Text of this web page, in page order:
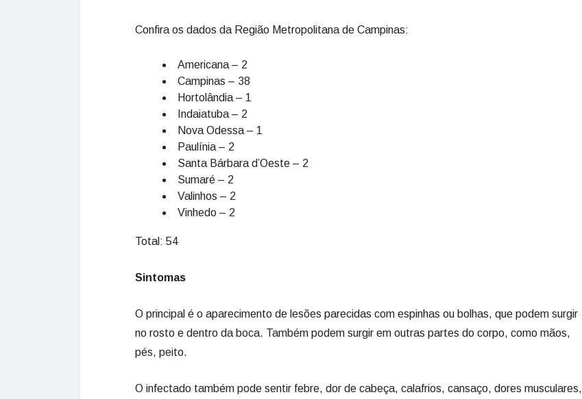
Confira os dados da Região Metropolitana de Campinas:
Americana – 2
Campinas – 38
Hortolândia – 1
Indaiatuba – 2
Nova Odessa – 1
Paulínia – 2
Santa Bárbara d’Oeste – 2
Sumaré – 2
Valinhos – 2
Vinhedo – 2
Total: 54
Sintomas
O principal é o aparecimento de lesões parecidas com espinhas ou bolhas, que podem surgir
no rosto e dentro da boca. Também podem surgir em outras partes do corpo, como mãos,
pés, peito.
O infectado também pode sentir febre, dor de cabeça, calafrios, cansaço, dores musculares,